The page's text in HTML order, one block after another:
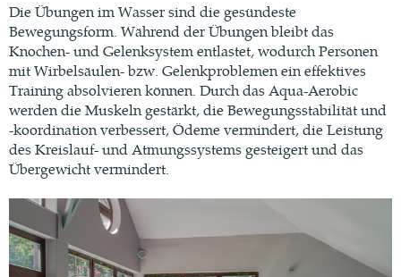
Die Übungen im Wasser sind die gesündeste
Bewegungsform. Während der Übungen bleibt das
Knochen- und Gelenksystem entlastet, wodurch Personen
mit Wirbelsäulen- bzw. Gelenkproblemen ein effektives
Training absolvieren können. Durch das Aqua-Aerobic
werden die Muskeln gestärkt, die Bewegungsstabilität und
-koordination verbessert, Ödeme vermindert, die Leistung
des Kreislauf- und Atmungssystems gesteigert und das
Übergewicht vermindert.